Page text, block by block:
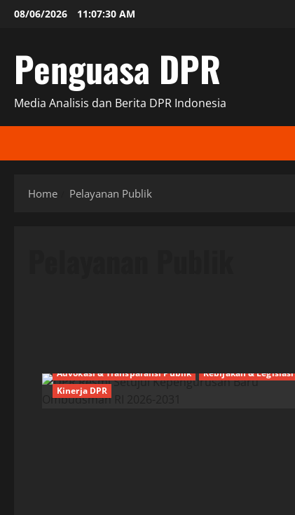
Skip08/06/2026 11:07:31 AM
Penguasa DPR
Media Analisis dan Berita DPR Indonesia
Home Pelayanan Publik
Advokasi & Transparansi Publik
Kebijakan & Legislasi
Kinerja DPR